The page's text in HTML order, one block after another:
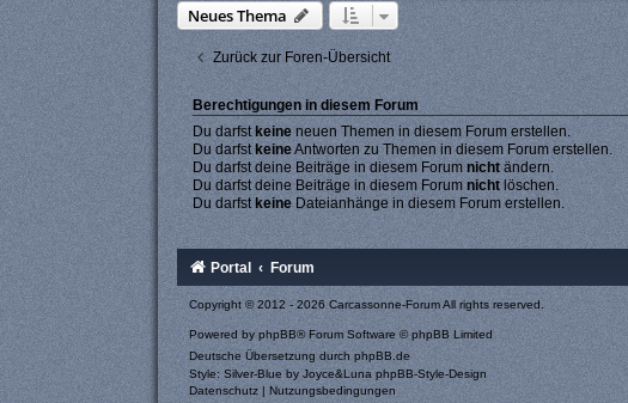
Neues Thema
Zurück zur Foren-Übersicht
Berechtigungen in diesem Forum
Du darfstkeineneuen Themen in diesem Forum erstellen.
Du darfstkeineAntworten zu Themen in diesem Forum erstellen.
Du darfst deine Beiträge in diesem Forum nichtändern.
Du darfst deine Beiträge in diesem Forumnichtlöschen.
Du darfst keineDateianhänge in diesem Forum erstellen.
Portal Forum
Copyright © 2012 - 2026 Carcassonne-Forum All rights reserved.
Powered by phpBB® Forum Software © phpBB Limited
Deutsche Übersetzung durch phpBB.de
Style: Silver-Blue by Joyce&Luna phpBB-Style-Design
Datenschutz | Nutzungsbedingungen